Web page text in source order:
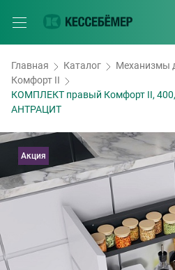
Главная Каталог
Механизмы
Комфорт II
КОМПЛЕКТ правый Комфорт II,
АНТРАЦИТ
Акция